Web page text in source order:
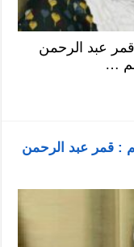
عبد الرحمن
…
: قمر عبد الرحمن